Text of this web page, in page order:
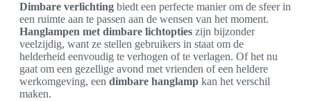
Dimbare verlichting biedt een perfecte manier om de sfeer in
een ruimte aan te passen aan de wensen van het moment.
Hanglampen met dimbare lichtopties zijn bijzonder
veelzijdig, want ze stellen gebruikers in staat om de
helderheid eenvoudig te verhogen of te verlagen. Of het nu
gaat om een gezellige avond met vrienden of een heldere
werkomgeving, een dimbare hanglamp kan het verschil
maken.